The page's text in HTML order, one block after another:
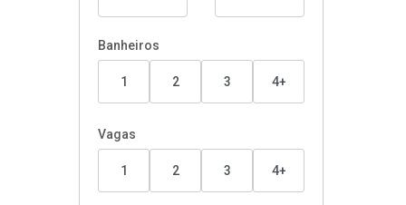
Banheiros
1 2 3 4+
Vagas
1 2 3 4+